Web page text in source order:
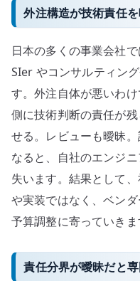
外注構造が技術責任
日本の多くの事業会社
SIer やコンサルティン
す。外注自体が悪いわ
側に技術判断の責任が
せる。レビューも曖昧
なると、自社のエンジ
失います。結果として
や実装ではなく、ベンダ
予算調整に寄っていきま
責任分界が曖昧だと